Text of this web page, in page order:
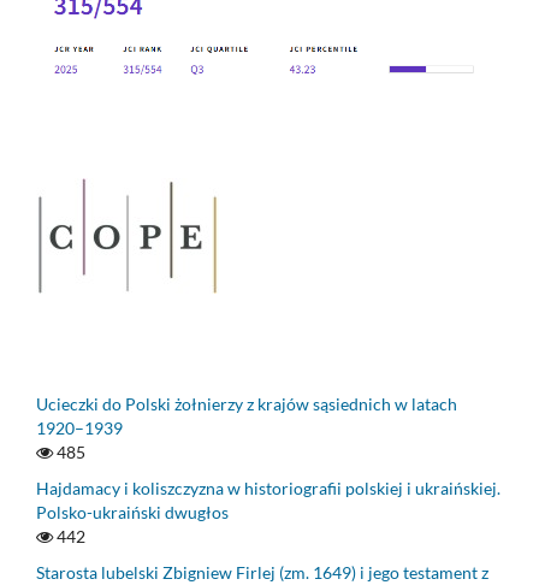
Ucieczki do Polski żołnierzy z krajów sąsiednich w latach
1920–1939
485
Hajdamacy i koliszczyzna w historiografii polskiej i ukraińskiej.
Polsko-ukraiński dwugłos
442
Starosta lubelski Zbigniew Firlej (zm. 1649) i jego testament z